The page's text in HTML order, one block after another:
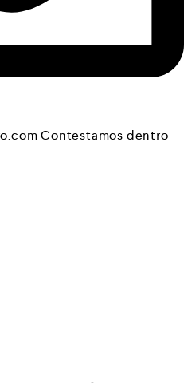
Contestamos dentro